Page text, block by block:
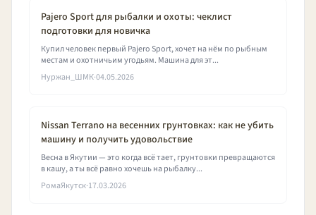
Pajero Sport для рыбалки и охоты: чеклист
подготовки для новичка
Купил человек первый Pajero Sport, хочет на нём по рыбным
местам и охотничьим угодьям. Машина для эт...
Нуржан_ШМК·04.05.2026
Nissan Terrano на весенних грунтовках: как не убить
машину и получить удовольствие
Весна в Якутии — это когда всё тает, грунтовки превращаются
в кашу, а ты всё равно хочешь на рыбалку...
РомаЯкутск·17.03.2026